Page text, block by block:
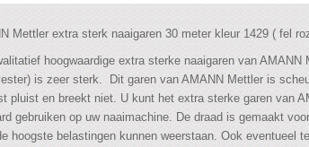
Mettler extra sterk naaigaren 30 meter kleur 1429 ( fel
hoogwaardige extra sterke naaigaren van AMANN
is zeer sterk. Dit garen van AMANN Mettler is
pluist en breekt niet. U kunt het extra sterke garen van
gebruiken op uw naaimachine. De draad is gemaakt
hoogste belastingen kunnen weerstaan. Ook eventueel